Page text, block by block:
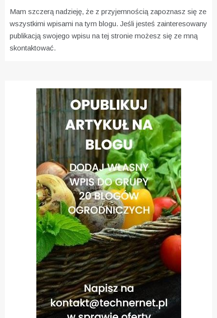
Mam szczerą nadzieję, że z przyjemnością zapoznasz się ze
wszystkimi wpisami na tym blogu. Jeśli jesteś zainteresowany
publikacją swojego wpisu na tej stronie możesz się ze mną
skontaktować.